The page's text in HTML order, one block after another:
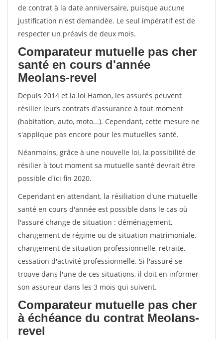
de contrat à la date anniversaire, puisque aucune
justification n'est demandée. Le seul impératif est de
respecter un préavis de deux mois.
Comparateur mutuelle pas cher
santé en cours d'année
Meolans-revel
Depuis 2014 et la loi Hamon, les assurés peuvent
résilier leurs contrats d'assurance à tout moment
(habitation, auto, moto...). Cependant, cette mesure ne
s'applique pas encore pour les mutuelles santé.
Néanmoins, grâce à une nouvelle loi, la possibilité de
résilier à tout moment sa mutuelle santé devrait être
possible d'ici fin 2020.
Cependant en attendant, la résiliation d'une mutuelle
santé en cours d'année est possible dans le cas où
l'assuré change de situation : déménagement,
changement de régime ou de situation matrimoniale,
changement de situation professionnelle, retraite,
cessation d'activité professionnelle. Si l'assuré se
trouve dans l'une de ces situations, il doit en informer
son assureur dans les 3 mois qui suivent.
Comparateur mutuelle pas cher
à échéance du contrat Meolans-
revel